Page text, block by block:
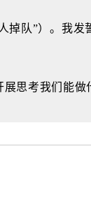
掉队”）。我发
思考我们能做